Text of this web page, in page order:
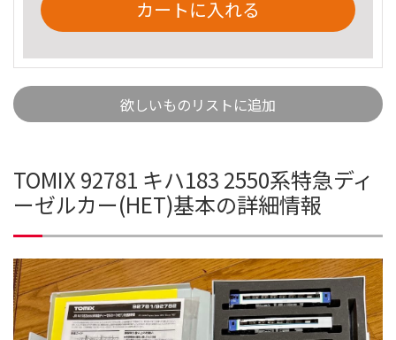
カートに入れる
欲しいものリストに追加
TOMIX 92781 キハ183 2550系特急ディ
ーゼルカー(HET)基本の詳細情報